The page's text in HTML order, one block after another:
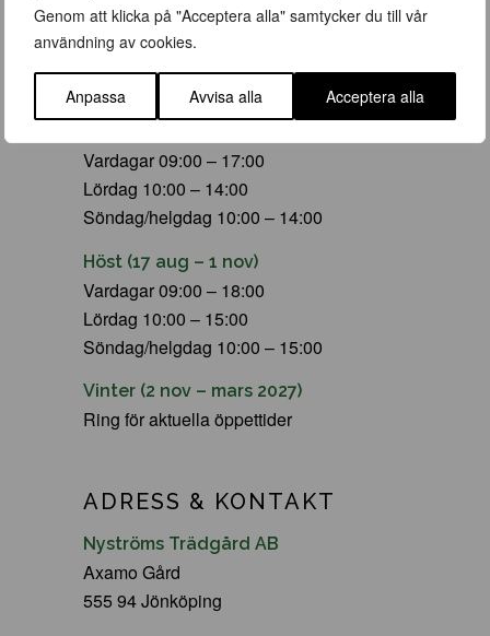
Genom att klicka på "Acceptera alla" samtycker du till vår
användning av cookies.
Anpassa Avvisa alla Acceptera alla
Vardagar 09:00 – 19:00
Lördag 10:00 – 16:00
Söndag/helgdag 10:00 – 16:00
Vardagar 09:00 – 17:00
Lördag 10:00 – 14:00
Söndag/helgdag 10:00 – 14:00
Höst (17 aug – 1 nov)
Vardagar 09:00 – 18:00
Lördag 10:00 – 15:00
Söndag/helgdag 10:00 – 15:00
Vinter (2 nov – mars 2027)
Ring för aktuella öppettider
ADRESS & KONTAKT
Nyströms Trädgård AB
Axamo Gård
555 94 Jönköping